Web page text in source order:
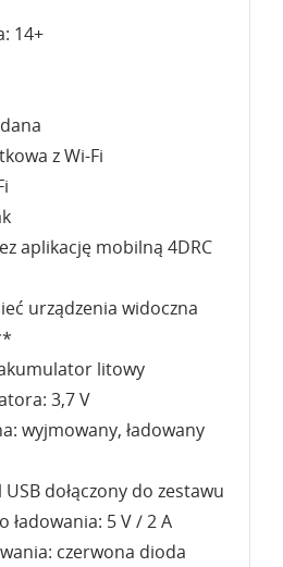
14+
z Wi-Fi
aplikację mobilną 4DRC
urządzenia widoczna
litowy
3,7 V
wyjmowany, ładowany
dołączony do zestawu
ładowania: 5 V / 2 A
czerwona dioda